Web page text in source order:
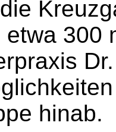
etwa 300
hinab.